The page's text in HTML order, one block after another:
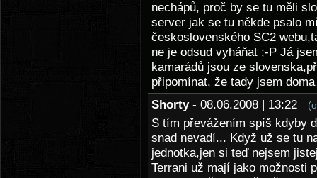
nechápů, proč by se tu měli
server jak se tu někde psalo
československého SC2
ne je odsud vyháňat ;-P Já
kamarádů jsou ze
připomínat, že tady jsem
Shorty - 08.06.2008 | 13:22
S tím převážením spíš kdyby
snad nevadí... Když už se tu
jednotka,jen si teď nejsem
Terrani už mají jako možnosti